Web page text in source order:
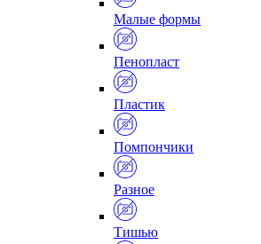
Малые формы
Пенопласт
Пластик
Помпончики
Разное
Тишью